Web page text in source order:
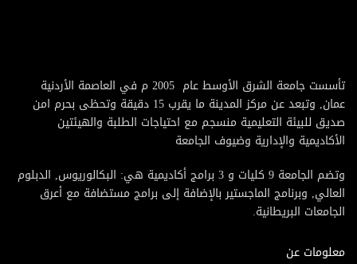
تأسست جامعة الشرق الأوسط عام 2005 م في العاصمة الأردنية
عمان, وتبعد عن مركز المدينة ما يقرب 15 دقيقة وتحظى بحرم امن
صديق للبيئة التعليمية منسجم مع احتياجات الطلبة والهيئتين
الأكاديمية والإدارية وضيوف الجامعة
وتضم الجامعة 9 كليات و 3 برامج أكاديمية هي: البكالوريوس, الدبلوم
العالي, وبرنامج الماجستير بالإضافة إلى برامج مستضافة مع أعرق
الجامعات البريطانية.
معلومات عن